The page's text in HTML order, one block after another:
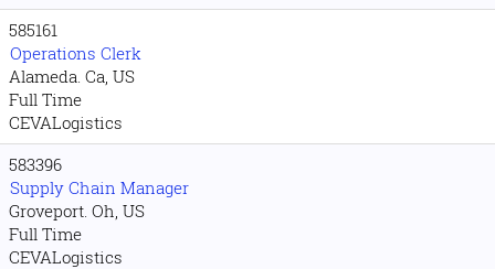
585161
Operations Clerk
Alameda. Ca, US
Full Time
CEVALogistics
583396
Supply Chain Manager
Groveport. Oh, US
Full Time
CEVALogistics